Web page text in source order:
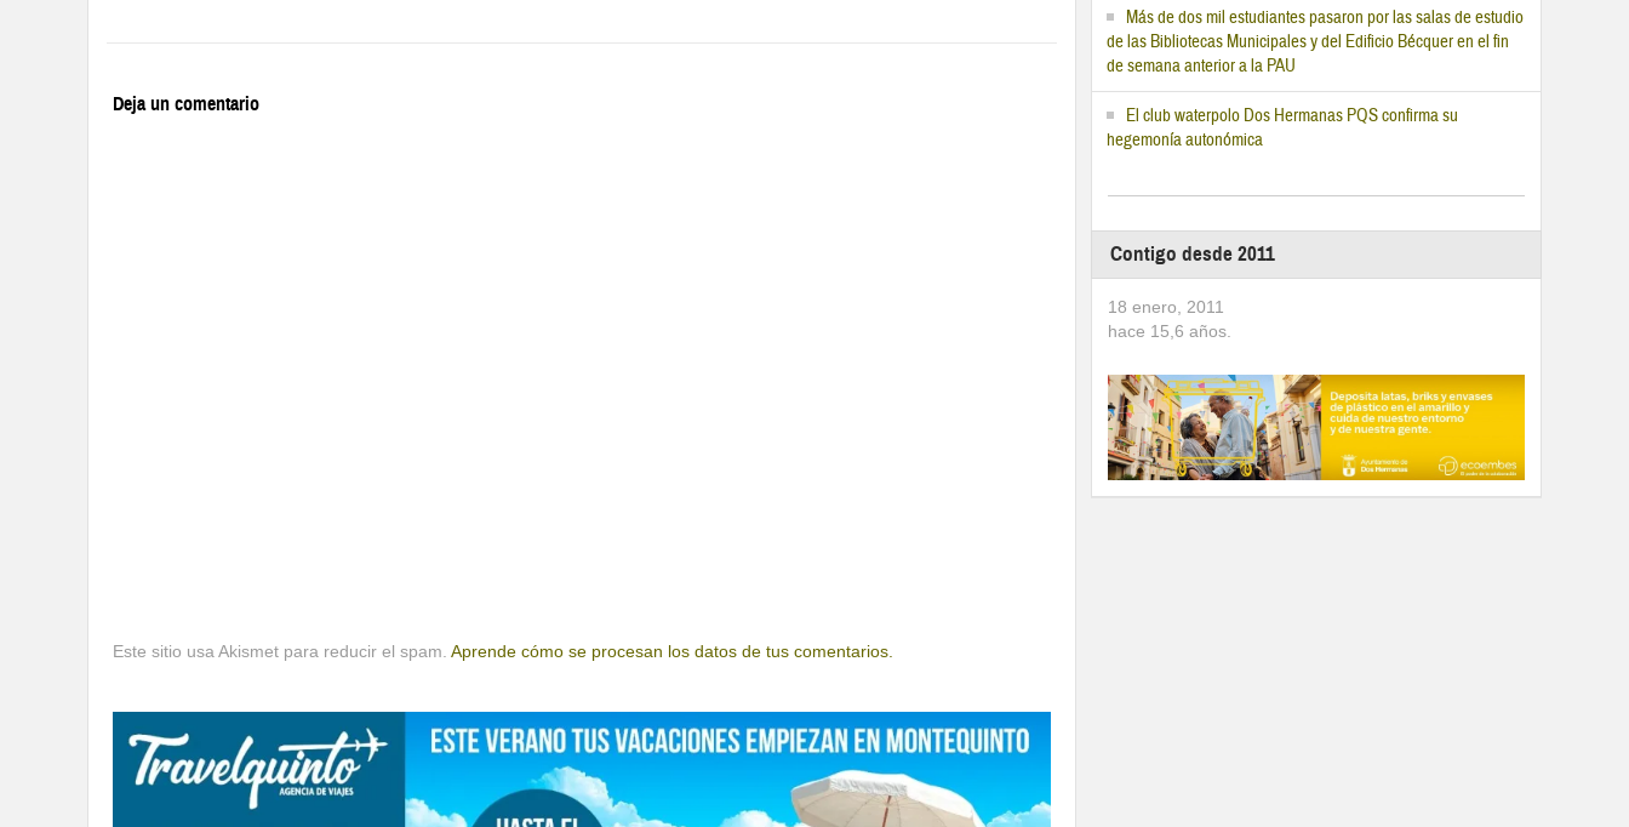
Deja un comentario
Este sitio usa Akismet para reducir el spam. Aprende cómo se procesan los datos de tus comentarios.
Más de dos mil estudiantes pasaron por las salas de estudio
de las Bibliotecas Municipales y del Edificio Bécquer en el fin
de semana anterior a la PAU
El club waterpolo Dos Hermanas PQS confirma su
hegemonía autonómica
Contigo desde 2011
18 enero, 2011
hace 15,6 años.